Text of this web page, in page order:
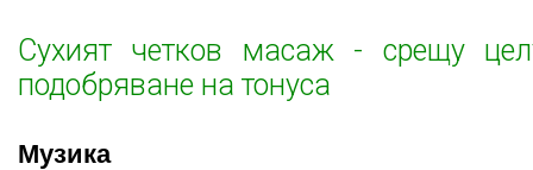
Сухият четков масаж - срещу
подобряване на тонуса
Музика